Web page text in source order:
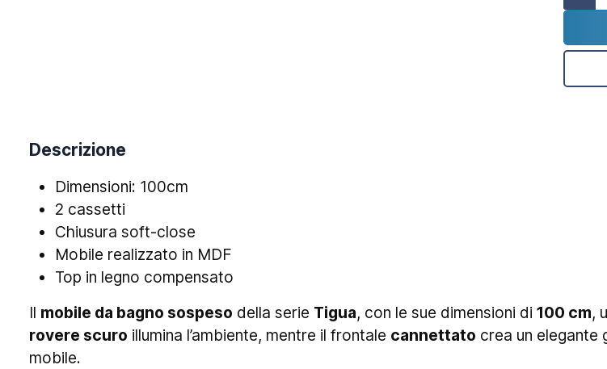
Descrizione
Dimensioni: 100cm
2 cassetti
Chiusura soft-close
Mobile realizzato in MDF
Top in legno compensato
Il mobile da bagno sospeso della serie Tigua, con le sue dimensioni di 100 cm,
rovere scuro illumina l’ambiente, mentre il frontale cannettato crea un
mobile.